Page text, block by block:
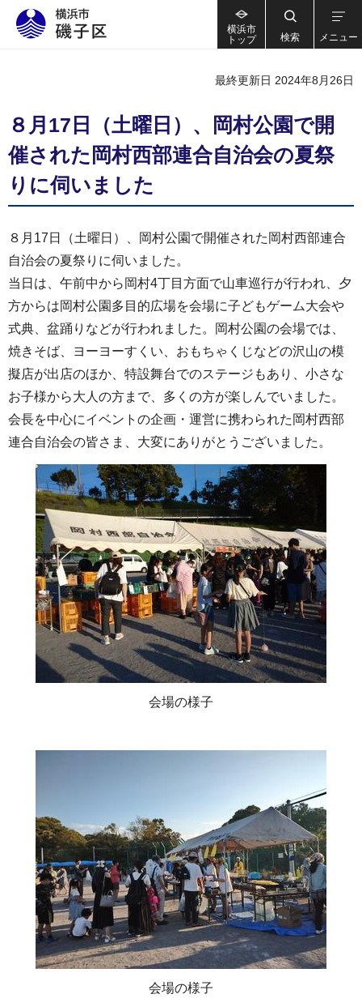
横浜市
トップ
検索 メニュー
最終更新日 2024年8月26日
８月17日（土曜日）、岡村公園で開
催された岡村西部連合自治会の夏祭
りに伺いました
８月17日（土曜日）、岡村公園で開催された岡村西部連合
自治会の夏祭りに伺いました。
当日は、午前中から岡村4丁目方面で山車巡行が行われ、夕
方からは岡村公園多目的広場を会場に子どもゲーム大会や
式典、盆踊りなどが行われました。岡村公園の会場では、
焼きそば、ヨーヨーすくい、おもちゃくじなどの沢山の模
擬店が出店のほか、特設舞台でのステージもあり、小さな
お子様から大人の方まで、多くの方が楽しんでいました。
会長を中心にイベントの企画・運営に携わられた岡村西部
連合自治会の皆さま、大変にありがとうございました。
会場の様子
会場の様子